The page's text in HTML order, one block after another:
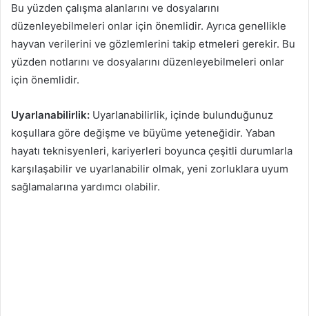
Bu yüzden çalışma alanlarını ve dosyalarını
düzenleyebilmeleri onlar için önemlidir. Ayrıca genellikle
hayvan verilerini ve gözlemlerini takip etmeleri gerekir. Bu
yüzden notlarını ve dosyalarını düzenleyebilmeleri onlar
için önemlidir.
Uyarlanabilirlik: Uyarlanabilirlik, içinde bulunduğunuz
koşullara göre değişme ve büyüme yeteneğidir. Yaban
hayatı teknisyenleri, kariyerleri boyunca çeşitli durumlarla
karşılaşabilir ve uyarlanabilir olmak, yeni zorluklara uyum
sağlamalarına yardımcı olabilir.